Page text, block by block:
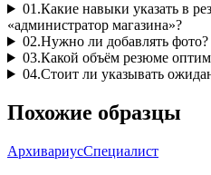
01 .Какие навыки указать в
«администратор магазина»?
02.Нужно ли добавлять фото?
03.Какой объём резюме
04.Стоит ли указывать
Похожие образцы
АрхивариусСпециалист